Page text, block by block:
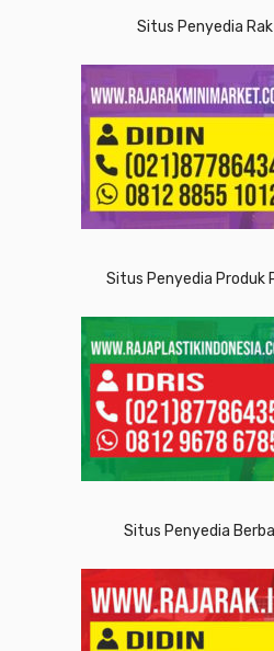
Situs Penyedia
Situs Penyedia Produk
Situs Penyedia